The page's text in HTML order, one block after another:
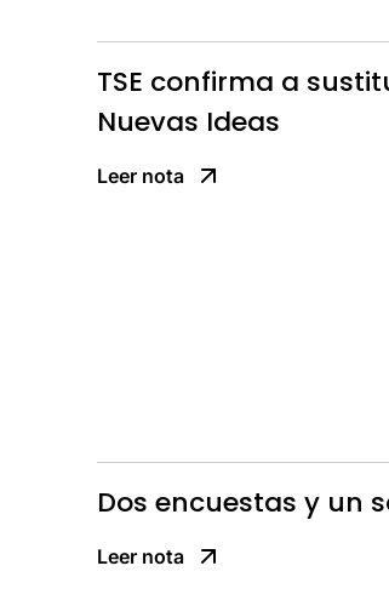
TSE confirma a
Nuevas Ideas
Leer nota
Dos encuestas y un
Leer nota